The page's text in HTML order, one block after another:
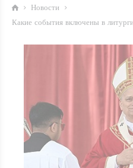
Новости
Какие события включены в